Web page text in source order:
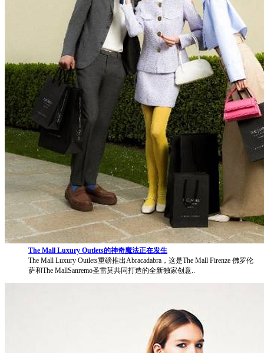
The Mall Luxury Outlets的神奇魔法正在发生
The Mall Luxury Outlets重磅推出Abracadabra，这是The Mall Firenze 佛罗伦
萨和The MallSanremo圣雷莫共同打造的全新独家创意..